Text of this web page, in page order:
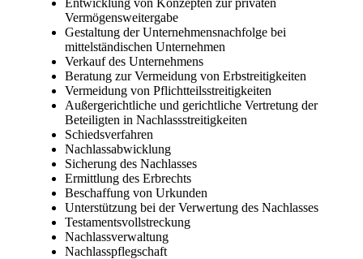
Vermögensweitergabe
Gestaltung der Unternehmensnachfolge bei
mittelständischen Unternehmen
Verkauf des Unternehmens
Beratung zur Vermeidung von Erbstreitigkeiten
Vermeidung von Pflichtteilsstreitigkeiten
Außergerichtliche und gerichtliche Vertretung der
Beteiligten in Nachlassstreitigkeiten
Schiedsverfahren
Nachlassabwicklung
Sicherung des Nachlasses
Ermittlung des Erbrechts
Beschaffung von Urkunden
Unterstützung bei der Verwertung des Nachlasses
Testamentsvollstreckung
Nachlassverwaltung
Nachlasspflegschaft